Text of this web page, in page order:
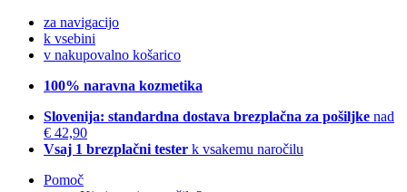
za navigacijo
k vsebini
v nakupovalno košarico
100% naravna kozmetika
Slovenija: standardna dostava brezplačna za pošiljke nad
€ 42,90
Vsaj 1 brezplačni tester k vsakemu naročilu
Pomoč